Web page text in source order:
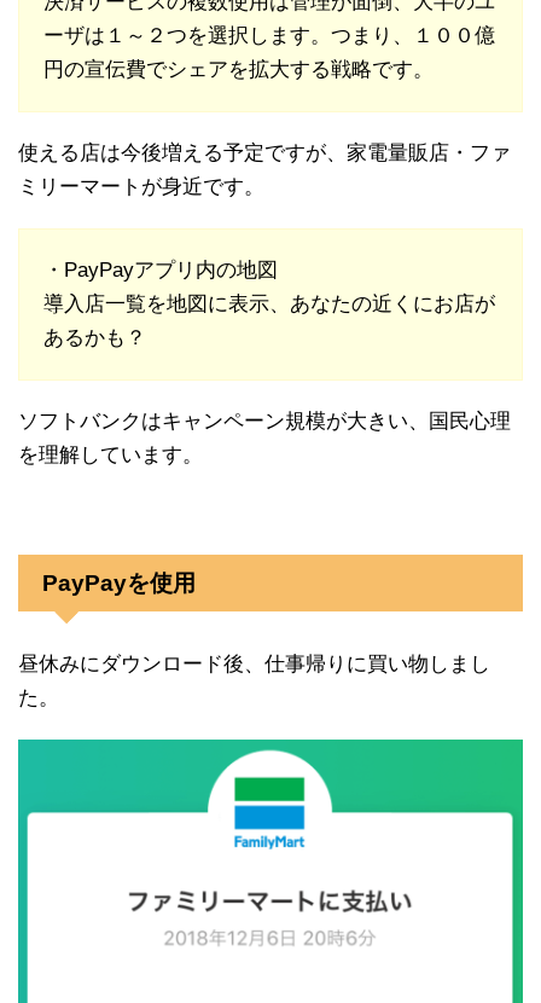
ーザは１～２つを選択します。つまり、１００億
円の宣伝費でシェアを拡大する戦略です。
使える店は今後増える予定ですが、家電量販店・ファ
ミリーマートが身近です。
・PayPayアプリ内の地図
導入店一覧を地図に表示、あなたの近くにお店が
あるかも？
ソフトバンクはキャンペーン規模が大きい、国民心理
を理解しています。
PayPayを使用
昼休みにダウンロード後、仕事帰りに買い物しまし
た。